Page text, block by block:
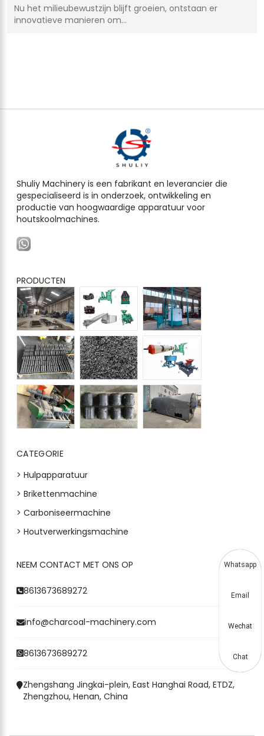
Nu het milieubewustzijn blijft groeien, ontstaan er
innovatieve manieren om…
Shuliy Machinery is een fabrikant en leverancier die
gespecialiseerd is in onderzoek, ontwikkeling en
productie van hoogwaardige apparatuur voor
houtskoolmachines.
PRODUCTEN
CATEGORIE
> Hulpapparatuur
> Brikettenmachine
> Carboniseermachine
> Houtverwerkingsmachine
NEEM CONTACT MET ONS OP
8613673689272
info@charcoal-machinery.com
8613673689272
Zhengshang Jingkai-plein, East Hanghai Road, ETDZ,
Zhengzhou, Henan, China
Whatsapp
Email
Wechat
Chat